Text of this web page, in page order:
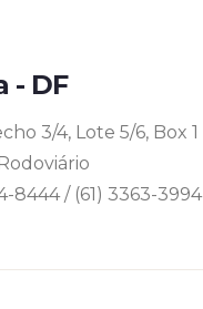
- DF
3/4, Lote 5/6, Box 1
8444 / (61) 3363-3994